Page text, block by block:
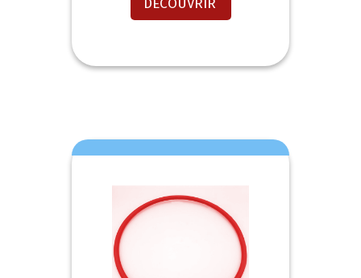
DECOUVRIR